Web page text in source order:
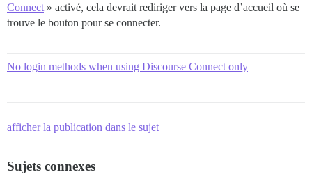
Connect » activé, cela devrait rediriger vers la page d’accueil où se
trouve le bouton pour se connecter.
No login methods when using Discourse Connect only
afficher la publication dans le sujet
Sujets connexes